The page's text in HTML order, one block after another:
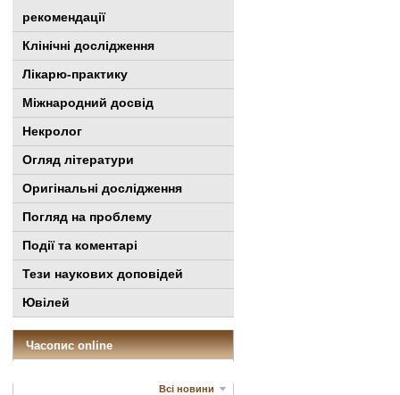
рекомендації
Клінічні дослідження
Лікарю-практику
Міжнародний досвід
Некролог
Огляд літератури
Оригінальні дослідження
Погляд на проблему
Події та коментарі
Тези наукових доповідей
Ювілей
Часопис online
Всі новини